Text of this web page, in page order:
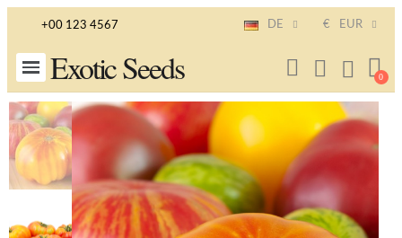
+00 123 4567 DE € EUR
Exotic Seeds